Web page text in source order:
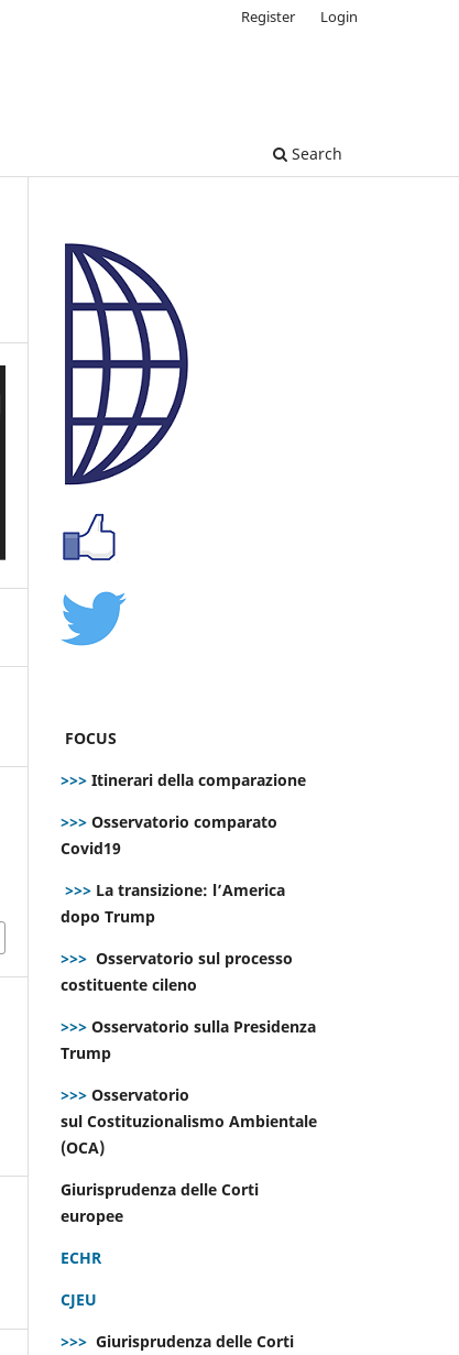
Search
Register Login
FOCUS
>>> Itinerari della comparazione
>>> Osservatorio comparato
Covid19
>>> La transizione: l’America
dopo Trump
>>> Osservatorio sul processo
costituente cileno
>>> Osservatorio sulla Presidenza
Trump
>>> Osservatorio
sul Costituzionalismo Ambientale
(OCA)
Giurisprudenza delle Corti
europee
ECHR
CJEU
>>> Giurisprudenza delle Corti